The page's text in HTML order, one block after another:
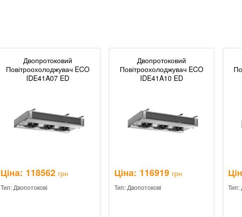
Двопротоковий
Повітроохолоджувач ECO
IDE41A07 ED
Ціна: 118562 грн
Тип: Двопотокові
Двопротоковий
Повітроохолоджувач ECO
IDE41A10 ED
Ціна: 116919 грн
Тип: Двопотокові Тип: